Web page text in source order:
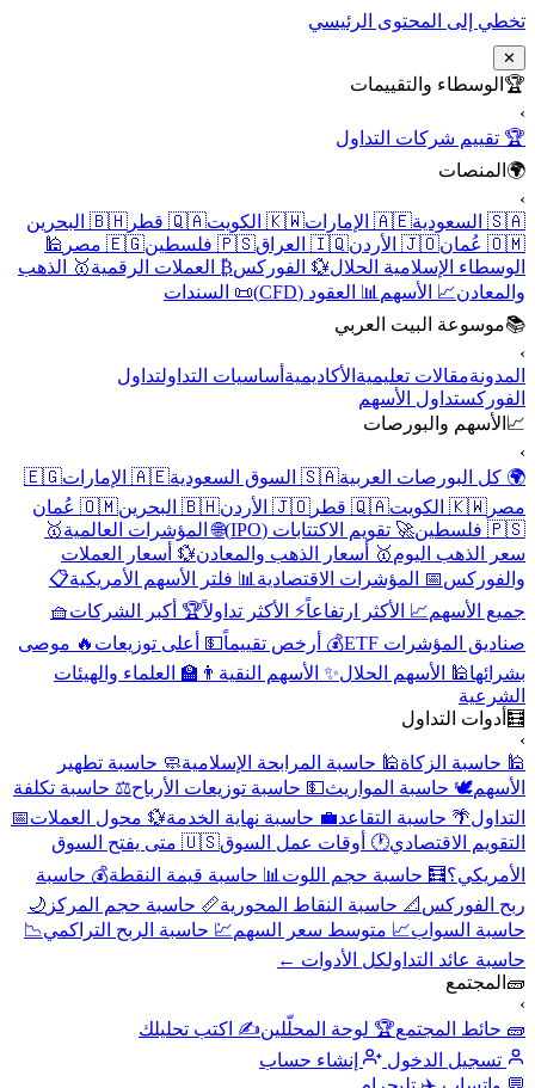
تخطي إلى المحتوى الرئيسي
✕
🏆 الوسطاء والتقييمات
›
🏆 تقييم شركات التداول
🌍 المنصات
›
🇸🇦 السعودية
🇦🇪 الإمارات 🇰🇼 الكويت 🇶🇦 قطر
🇧🇭 البحرين
🇴🇲 عُمان
🇯🇴 الأردن 🇮🇶 العراق 🇵🇸 فلسطين 🇪🇬 مصر
🕌
الوسطاء الإسلامية الحلال💱 الفوركس₿ العملات الرقمية🥇 الذهب
والمعادن📈 الأسهم 📊 العقود (CFD)
📜 السندات
📚موسوعة البيت العربي
›
المدونةمقالات تعليمية الأكاديمية أساسيات التداولتداول
الفوركستداول الأسهم
📈 الأسهم والبورصات
›
🌍 كل البورصات العربية🇸🇦 السوق السعودية 🇦🇪 الإمارات
🇪🇬
مصر 🇰🇼 الكويت 🇶🇦 قطر 🇯🇴 الأردن 🇧🇭 البحرين
🇴🇲 عُمان
🇵🇸 فلسطين
🚀 تقويم الاكتتابات (IPO) 🌐 المؤشرات العالمية🥇
سعر الذهب اليوم🥇 أسعار الذهب والمعادن💱 أسعار العملات
والفوركس📅 المؤشرات الاقتصادية 📊 فلتر الأسهم الأمريكية📋
جميع الأسهم📈 الأكثر ارتفاعاً⚡ الأكثر تداولاً🏆 أكبر الشركات🧺
صناديق المؤشرات ETF
💰 أرخص تقييماً💵 أعلى توزيعات 🔥 موصى
بشرائها🕌 الأسهم الحلال✨ الأسهم النقية 👨‍🏫 العلماء والهيئات
الشرعية
🧮 أدوات التداول
›
🕌 حاسبة الزكاة🕌 حاسبة المرابحة الإسلامية🧼 حاسبة تطهير
الأسهم🕊️ حاسبة المواريث💵 حاسبة توزيعات الأرباح⚖️ حاسبة تكلفة
التداول🌴 حاسبة التقاعد💼 حاسبة نهاية الخدمة💱 محول العملات📅
التقويم الاقتصادي🕐 أوقات عمل السوق
🇺🇸 متى يفتح السوق
الأمريكي؟🧮 حاسبة حجم اللوت 📊 حاسبة قيمة النقطة💰 حاسبة
ربح الفوركس 📐 حاسبة النقاط المحورية📏 حاسبة حجم المركز 🌙
حاسبة السواب📈 متوسط سعر السهم💹 حاسبة الربح التراكمي📉
حاسبة عائد التداولكل الأدوات ←
🧱 المجتمع
›
🧱 حائط المجتمع🏆 لوحة المحلّلين✍️ اكتب تحليلك
تسجيل الدخول
إنشاء حساب